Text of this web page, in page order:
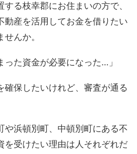
る枝幸郡にお住まいの方で、
動産を活用してお金を借りたい
んか。
った資金が必要になった…」
確保したいけれど、審査が通る
や浜頓別町、中頓別町にある不
を受けたい理由は人それぞれだ